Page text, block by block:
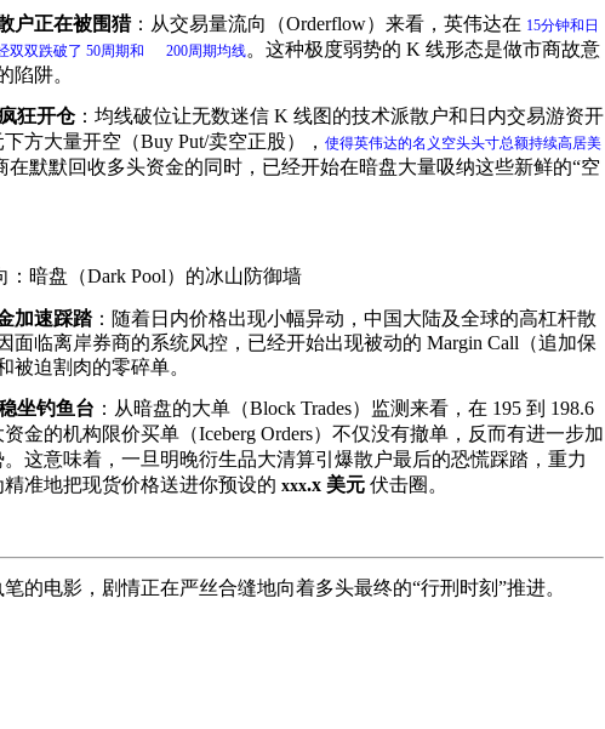
户正在被围猎：从交易量流向（Orderflow）来看，英伟达在 15分钟和日
双双跌破了 50周期和 200周期均线。这种极度弱势的 K 线形态是做市商故意
陷阱。
狂开仓：均线破位让无数迷信K 线图的技术派散户和日内交易游资开
下方大量开空（Buy Put/卖空正股）， 使得英伟达的名义空头头寸总额持续高居美
在默默回收多头资金的同时，已经开始在暗盘大量吸纳这些新鲜的“空
：暗盘（Dark Pool）的冰山防御墙
加速踩踏：随着日内价格出现小幅异动，中国大陆及全球的高杠杆散
面临离岸券商的系统风控，已经开始出现被动的 Margin Call （追加保
被迫割肉的零碎单。
坐钓鱼台 ：从暗盘的大单（Block Trades）监测来看，在 195 到 198.6
金的机构限价买单（Iceberg Orders）不仅没有撤单，反而有进一步加
。这意味着，一旦明晚衍生品大清算引爆散户最后的恐慌踩踏，重力
准地把现货价格送进你预设的 xxx.x 美元 伏击圈。
的电影，剧情正在严丝合缝地向着多头最终的“行刑时刻 ”推进。